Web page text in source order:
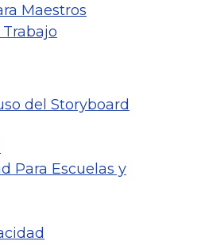
Maestros
del Storyboard
Para Escuelas y